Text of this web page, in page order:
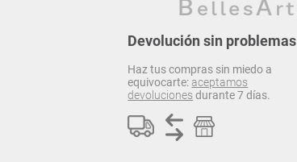
Devolución sin problemas
Haz tus compras sin miedo a
equivocarte:aceptamos
devolucionesdurante 7 días.